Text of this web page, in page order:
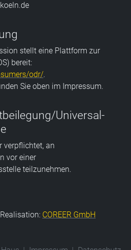
stellt eine Plattform zur
bereit:
odr/.
Sie oben im Impressum.
Universal­
verpflichtet, an
vor einer
teilzunehmen.
COREER GmbH